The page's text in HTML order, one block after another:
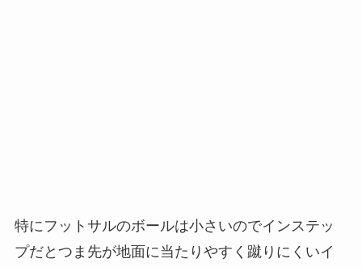
特にフットサルのボールは小さいのでインステッ
プだとつま先が地面に当たりやすく蹴りにくいイ